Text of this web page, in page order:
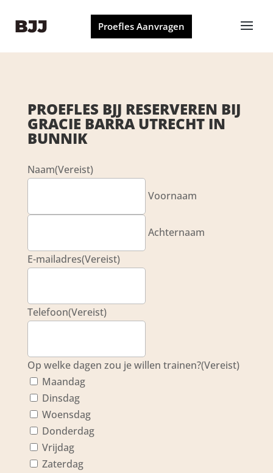
Proefles Aanvragen
PROEFLES BJJ RESERVEREN BIJ
GRACIE BARRA UTRECHT IN
BUNNIK
Naam(Vereist)
Voornaam
Achternaam
E-mailadres(Vereist)
Telefoon(Vereist)
Op welke dagen zou je willen trainen?(Vereist)
Maandag
Dinsdag
Woensdag
Donderdag
Vrijdag
Zaterdag